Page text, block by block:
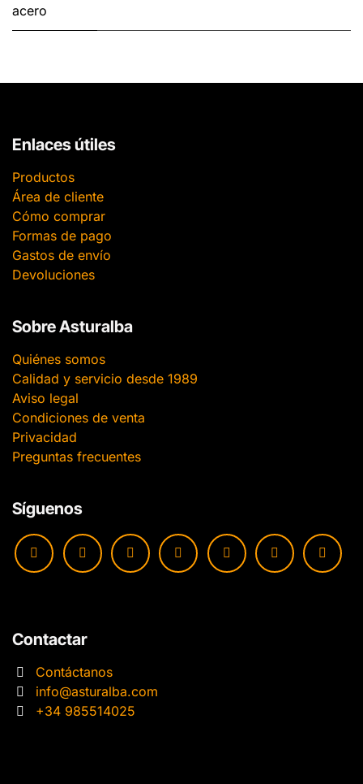
acero
Enlaces útiles
Productos
Área de cliente
Cómo comprar
Formas de pago
Gastos de envío
Devoluciones
Sobre Asturalba
Quiénes somos
Calidad y servicio desde 1989
Aviso legal
Condiciones de venta
Privacidad
Preguntas frecuentes
Síguenos
Contactar
Contáctanos
info@asturalba.com
+34 985514025